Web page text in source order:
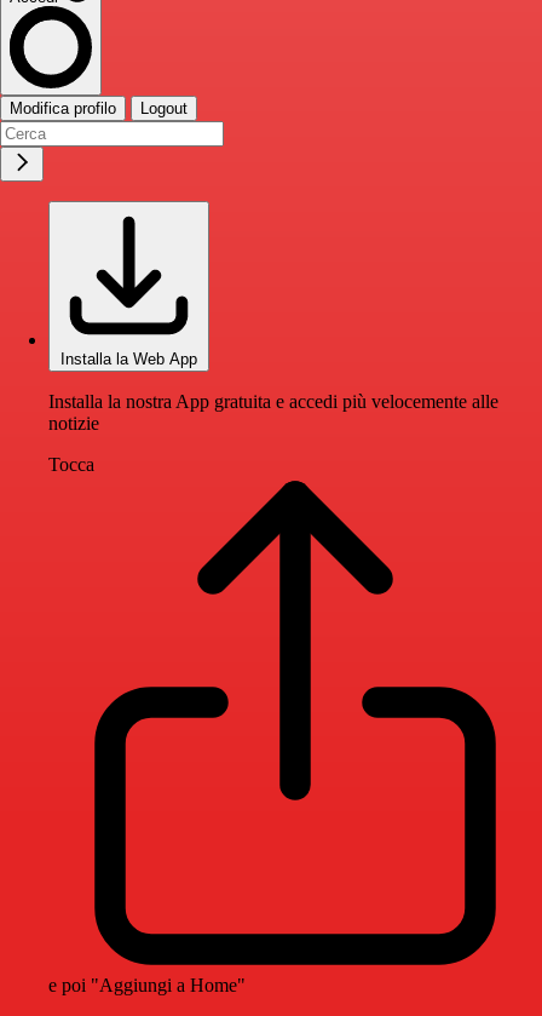
Modifica profilo Logout
Installa la Web App
Installa la nostra App gratuita e accedi più velocemente alle
notizie
Tocca
e poi "Aggiungi a Home"